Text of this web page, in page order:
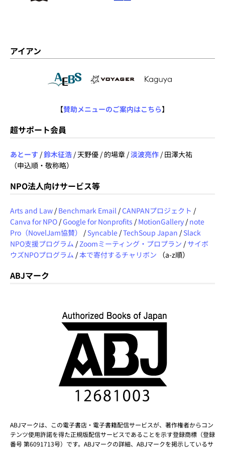
アイアン
【賛助メニューのご案内はこちら】
超サポート会員
あとーす /鈴木征浩 / 天野優 / 的場章 /淡波亮作 / 田澤大祐
（申込順・敬称略）
NPO法人向けサービス等
Arts and Law / Benchmark Email /CANPANプロジェクト /
Canva for NPO /Google for Nonprofits / MotionGallery / note
Pro（NovelJam協賛）
/ Syncable /TechSoup Japan / Slack
NPO支援プログラム /Zoomミーティング・プロプラン / サイボ
ウズNPOプログラム /本で寄付するチャリボン （a-z順）
ABJマーク
ABJマークは、この電子書店・電子書籍配信サービスが、著作権者からコン
テンツ使用許諾を得た正規版配信サービスであることを示す登録商標（登録
番号 第6091713号）です。ABJマークの詳細、ABJマークを掲示しているサ